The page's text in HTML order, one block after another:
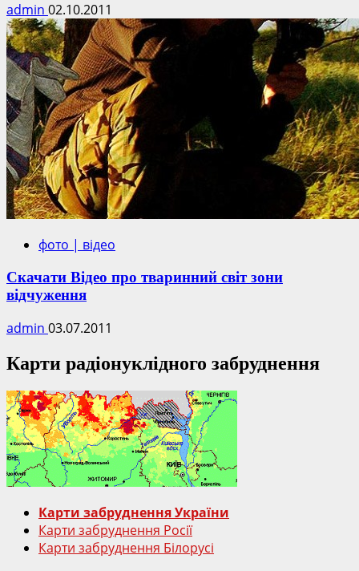
admin 02.10.2011
фото | відео
Скачати Відео про тваринний світ зони
відчуження
admin 03.07.2011
Карти радіонуклідного забруднення
Карти забруднення України
Карти забруднення Росії
Карти забруднення Білорусі